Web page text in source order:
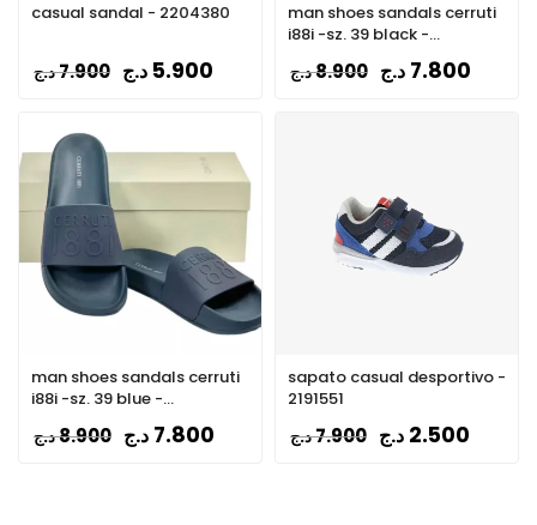
casual sandal - 2204380
7.900د.ج 5.900 د.ج
man shoes sandals cerruti
i88i -sz. 39 black -
CSSU01385-BLACK
8.900د.ج 7.800 د.ج
man shoes sandals cerruti
i88i -sz. 39 blue -
8.900د.ج 7.800 د.ج
sapato casual desportivo -
2191551
7.900د.ج 2.500 د.ج